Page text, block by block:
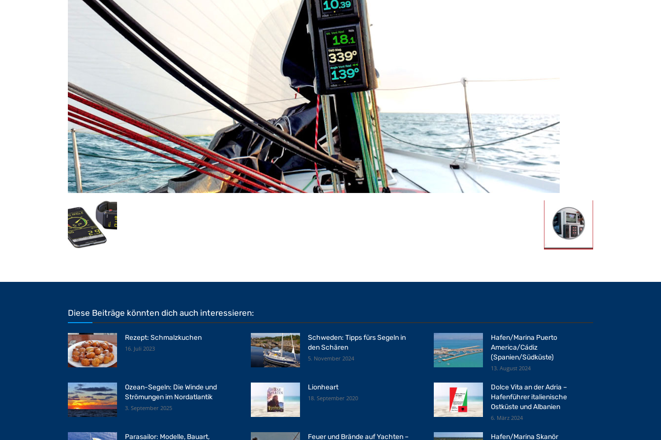
Diese Beiträge könnten dich auch interessieren:
Rezept: Schmalzkuchen
16. Juli 2023
Schweden: Tipps fürs Segeln in
den Schären
5. November 2024
Hafen/Marina Puerto
America/Cádiz
(Spanien/Südküste)
13. August 2024
Ozean-Segeln: Die Winde und
Strömungen im Nordatlantik
3. September 2025
Lionheart
18. September 2020
Dolce Vita an der Adria –
Hafenführer italienische
Ostküste und Albanien
6. März 2024
Parasailor: Modelle, Bauart, Feuer und Brände auf Yachten – Hafen/Marina Skanör